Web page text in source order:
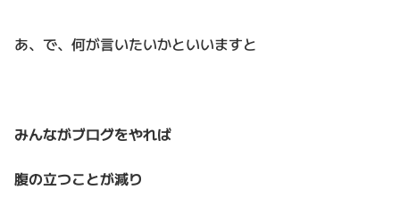
あ、で、何が言いたいかといいますと
みんながブログをやれば
腹の立つことが減り